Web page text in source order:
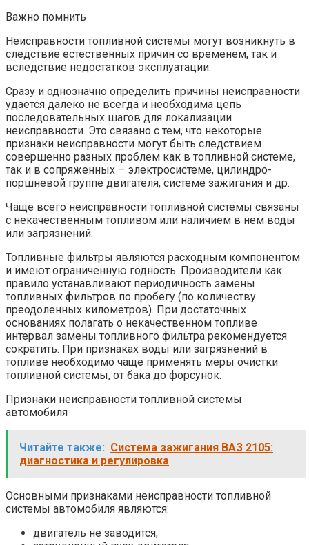
Важно помнить
Неисправности топливной системы могут возникнуть в
следствие естественных причин со временем, так и
вследствие недостатков эксплуатации.
Сразу и однозначно определить причины неисправности
удается далеко не всегда и необходима цепь
последовательных шагов для локализации
неисправности. Это связано с тем, что некоторые
признаки неисправности могут быть следствием
совершенно разных проблем как в топливной системе,
так и в сопряженных – электросистеме, цилиндро-
поршневой группе двигателя, системе зажигания и др.
Чаще всего неисправности топливной системы связаны
с некачественным топливом или наличием в нем воды
или загрязнений.
Топливные фильтры являются расходным компонентом
и имеют ограниченную годность. Производители как
правило устанавливают периодичность замены
топливных фильтров по пробегу (по количеству
преодоленных километров). При достаточных
основаниях полагать о некачественном топливе
интервал замены топливного фильтра рекомендуется
сократить. При признаках воды или загрязнений в
топливе необходимо чаще применять меры очистки
топливной системы, от бака до форсунок.
Признаки неисправности топливной системы
автомобиля
Читайте также: Система зажигания ВАЗ 2105:
диагностика и регулировка
Основными признаками неисправности топливной
системы автомобиля являются:
двигатель не заводится;